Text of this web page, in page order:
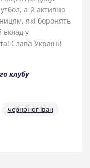
а й активно
які боронять
у
Слава Україні!
клубу
черноног іван